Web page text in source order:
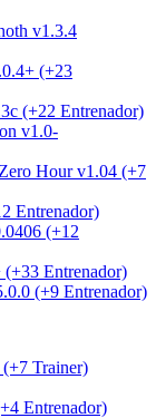
v1.3.4
(+23
(+22 Entrenador)
v1.0-
Hour v1.04 (+7
Entrenador)
(+12
Entrenador)
(+9 Entrenador)
Trainer)
Entrenador)